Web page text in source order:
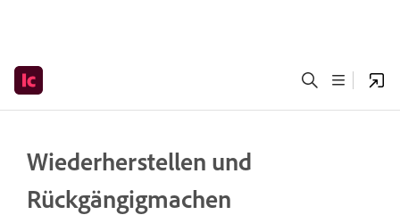
Wiederherstellen und
Rückgängigmachen